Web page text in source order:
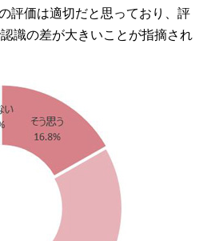
評価は適切だと思っており、評
識の差が大きいことが指摘され